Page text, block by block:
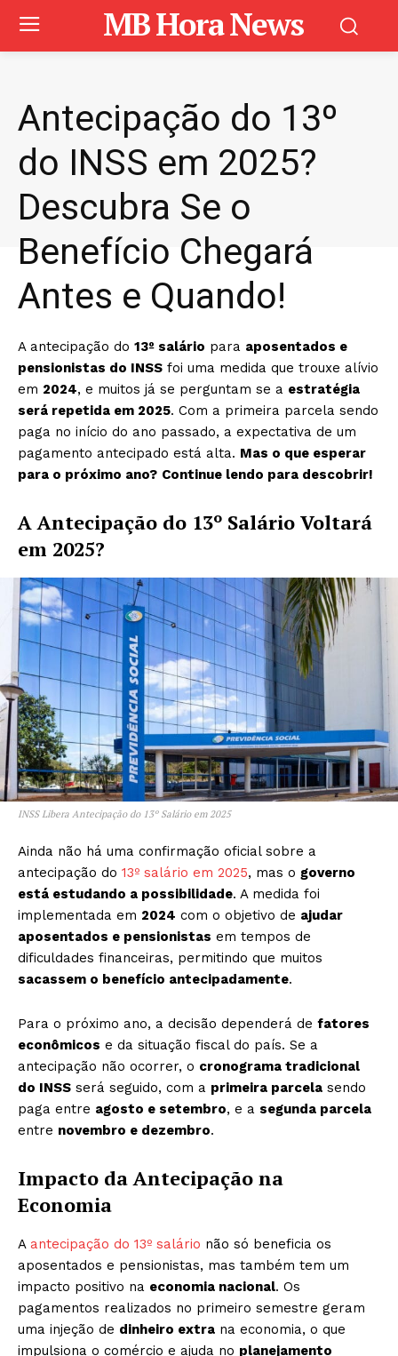
MB Hora News
Antecipação do 13º
do INSS em 2025?
Descubra Se o
Benefício Chegará
Antes e Quando!
A antecipação do 13º salário para aposentados e
pensionistas do INSS foi uma medida que trouxe alívio
em 2024, e muitos já se perguntam se a estratégia
será repetida em 2025. Com a primeira parcela sendo
paga no início do ano passado, a expectativa de um
pagamento antecipado está alta. Mas o que esperar
para o próximo ano? Continue lendo para descobrir!
A Antecipação do 13º Salário Voltará
em 2025?
INSS Libera Antecipação do 13º Salário em 2025
Ainda não há uma confirmação oficial sobre a
antecipação do 13º salário em 2025, mas o governo
está estudando a possibilidade. A medida foi
implementada em 2024 com o objetivo de ajudar
aposentados e pensionistas em tempos de
dificuldades financeiras, permitindo que muitos
sacassem o benefício antecipadamente.
Para o próximo ano, a decisão dependerá de fatores
econômicos e da situação fiscal do país. Se a
antecipação não ocorrer, o cronograma tradicional
do INSS será seguido, com a primeira parcela sendo
paga entre agosto e setembro, e a segunda parcela
entre novembro e dezembro.
Impacto da Antecipação na
Economia
Aantecipação do 13º salário não só beneficia os
aposentados e pensionistas, mas também tem um
impacto positivo na economia nacional. Os
pagamentos realizados no primeiro semestre geram
uma injeção de dinheiro extra na economia, o que
impulsiona o comércio e ajuda no planejamento